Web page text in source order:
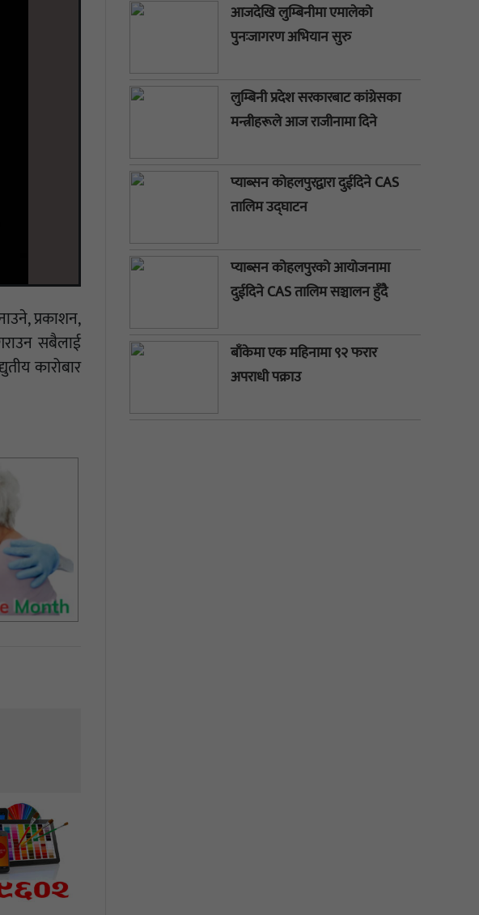
प्रकाशन,
सबैलाई
कारोबार
आजदेखि लुम्बिनीमा एमालेको
पुनःजागरण अभियान सुरु
लुम्बिनी प्रदेश सरकारबाट कांग्रेसका
मन्त्रीहरूले आज राजीनामा दिने
प्याब्सन कोहलपुरद्वारा दुईदिने CAS
तालिम उद्घाटन
प्याब्सन कोहलपुरको आयोजनामा
दुईदिने CAS तालिम सञ्चालन हुँदै
बाँकेमा एक महिनामा ९२ फरार
अपराधी पक्राउ